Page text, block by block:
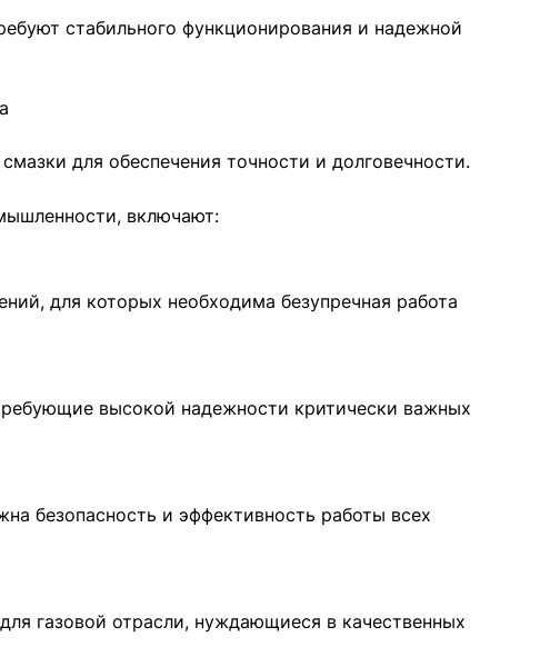
стабильного функционирования и надежной
для обеспечения точности и долговечности.
включают:
для которых необходима безупречная работа
высокой надежности критически важных
безопасность и эффективность работы всех
газовой отрасли, нуждающиеся в качественных